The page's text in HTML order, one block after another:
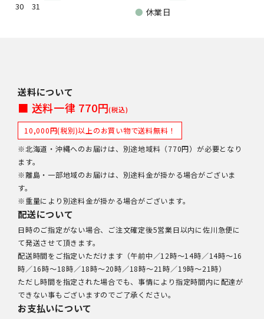
30
31 ● 休業日
送料について
■ 送料一律 770円(税込)
10,000円(税別)以上のお買い物で送料無料！
※北海道・沖縄へのお届けは、別途地域料（770円）が必要となり
ます。
※離島・一部地域のお届けは、別途料金が掛かる場合がございま
す。
※重量により別途料金が掛かる場合がございます。
配送について
日時のご指定がない場合、ご注文確定後5営業日以内に佐川急便に
て発送させて頂きます。
配送時間をご指定いただけます（午前中／12時～14時／14時～16
時／16時～18時／18時～20時／18時～21時／19時～21時）
ただし時間を指定された場合でも、事情により指定時間内に配達が
できない事もございますのでご了承ください。
お支払いについて